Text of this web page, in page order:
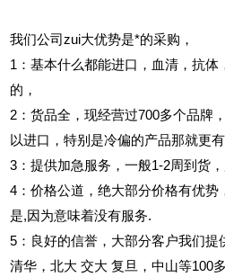
我们公司zui大优势是*的采购，
1 ：基本什么都能进口，血清，抗
的，
2 ：货品全，现经营过700多个品牌
以进口，特别是冷偏的产品那就更有
3 ：提供加急服务，一般1-2周到货
4 ：价格公道，绝大部分价格有优
是,因为意味着没有服务.
5 ：良好的信誉，大部分客户我们
清华，北大 交大 复旦，中山等100